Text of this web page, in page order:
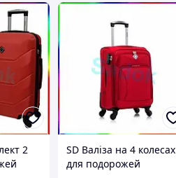
2
SD Валіза на 4 колесах
для подорожей